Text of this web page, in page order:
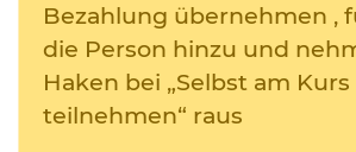
Bezahlung übernehmen ,
die Person hinzu und
Haken bei „Selbst am Kurs
teilnehmen“ raus